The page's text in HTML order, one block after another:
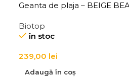
Geanta de plaja – BEIGE
Biotop
în stoc
239,00 lei
Adaugă în coș